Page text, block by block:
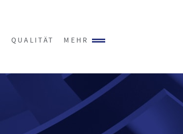
QUALITÄT MEHR